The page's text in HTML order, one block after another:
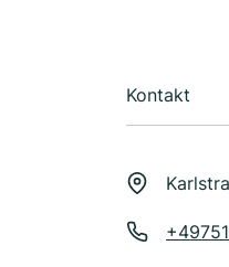
Kontakt